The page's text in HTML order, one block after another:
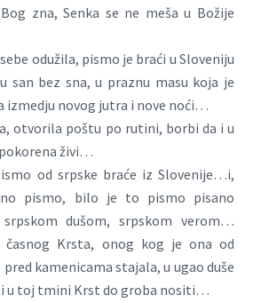
zna, Senka se ne meša u Božije
odužila, pismo je braći u Sloveniju
san bez sna, u praznu masu koja je
izmedju novog jutra i nove noći…
otvorila poštu po rutini, borbi da i u
živi…
od srpske braće iz Slovenije…i,
pismo, bilo je to pismo pisano
dušom, srpskom verom…
časnog Krsta, onog kog je ona od
kamenicama stajala, u ugao duše
i u toj tmini Krst do groba nositi…